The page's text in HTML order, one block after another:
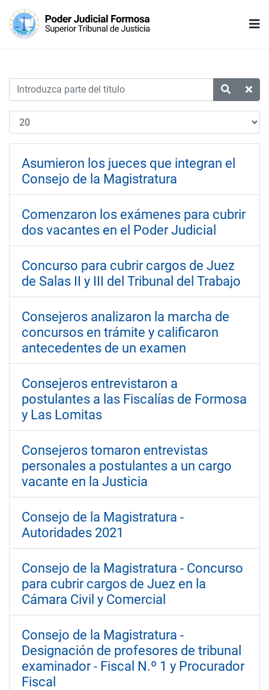
Asumieron los jueces que integran el
Consejo de la Magistratura
Comenzaron los exámenes para cubrir
dos vacantes en el Poder Judicial
Concurso para cubrir cargos de Juez
de Salas II y III del Tribunal del Trabajo
Consejeros analizaron la marcha de
concursos en trámite y calificaron
antecedentes de un examen
Consejeros entrevistaron a
postulantes a las Fiscalías de Formosa
y Las Lomitas
Consejeros tomaron entrevistas
personales a postulantes a un cargo
vacante en la Justicia
Consejo de la Magistratura -
Autoridades 2021
Consejo de la Magistratura - Concurso
para cubrir cargos de Juez en la
Cámara Civil y Comercial
Consejo de la Magistratura -
Designación de profesores de tribunal
examinador - Fiscal N.º 1 y Procurador
Fiscal